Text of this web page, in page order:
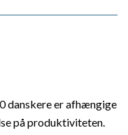
danskere er afhængige
på produktiviteten.